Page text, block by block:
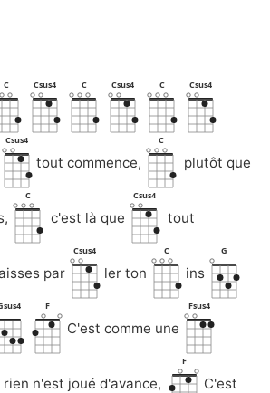
C Csus4 C Csus4 C Csus4
Csus4
tout commence,
C
plutôt que
C
c'est là que
Csus4
tout
par
Csus4
ler ton
C
ins
G
F
C'est comme une
Fsus4
rien n'est joué d'avance,
F
C'est